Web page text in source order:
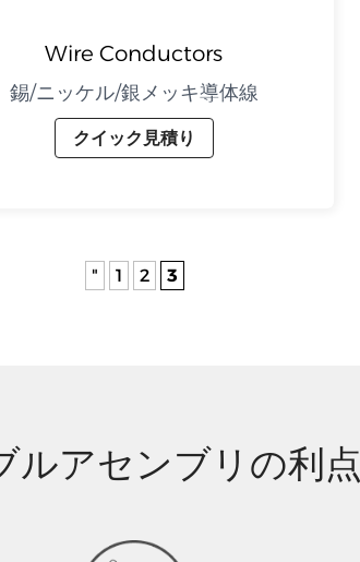
Wire Conductors
錫/ニッケル/銀メッキ導体線
クイック見積り
" 1 2 3
ルアセンブリの利点